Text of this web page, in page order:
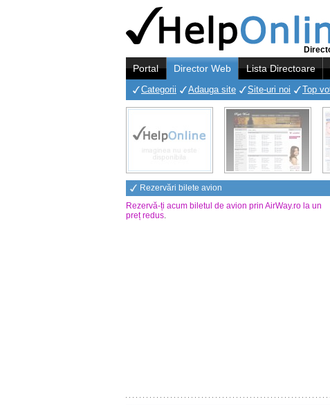
Portal Director Web Lista Directoare
Categorii Adauga site Site-uri noi Top
Rezervări bilete avion
Rezervă-ți acum biletul de avion prin AirWay.ro la un
preț redus.